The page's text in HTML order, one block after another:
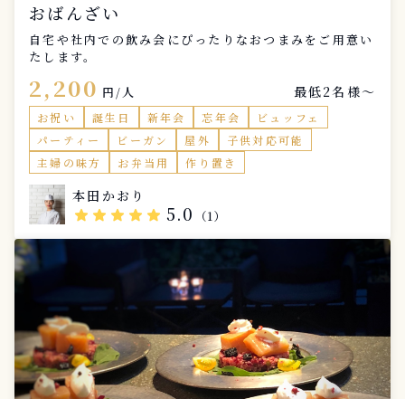
おばんざい
自宅や社内での飲み会にぴったりなおつまみをご用意い
たします。
2,200 円/人 最低2名様〜
お祝い 誕生日 新年会 忘年会
ビュッフェ
パーティー
ビーガン 屋外
子供対応可能
主婦の味方
お弁当用 作り置き
本田かおり
star star star star star 5.0 （1）